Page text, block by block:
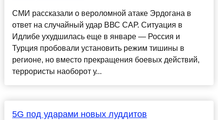
СМИ рассказали о вероломной атаке Эрдогана в
ответ на случайный удар ВВС САР. Ситуация в
Идлибе ухудшилась еще в январе — Россия и
Турция пробовали установить режим тишины в
регионе, но вместо прекращения боевых действий,
террористы наоборот у...
5G под ударами новых луддитов